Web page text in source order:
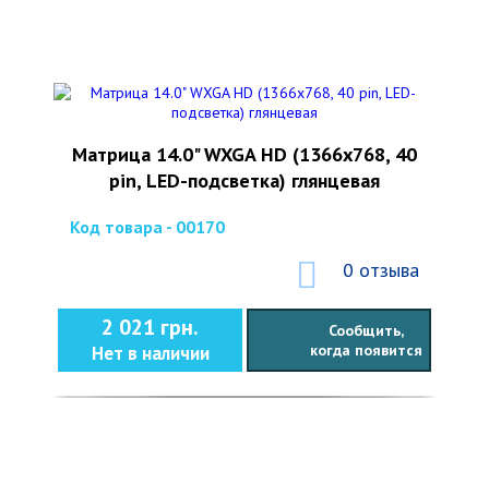
Матрица 14.0" WXGA HD (1366x768, 40
pin, LED-подсветка) глянцевая
Код товара - 00170
0 отзыва
2 021 грн.
Нет в наличии
Сообщить,
когда появится